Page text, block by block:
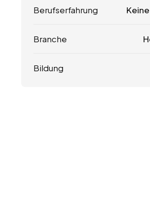
Berufserfahrung
Branche
Bildung